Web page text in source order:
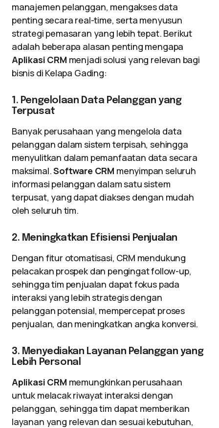
manajemen pelanggan, mengakses data
penting secara real-time, serta menyusun
strategi pemasaran yang lebih tepat. Berikut
adalah beberapa alasan penting mengapa
Aplikasi CRM menjadi solusi yang relevan bagi
bisnis di Kelapa Gading:
1. Pengelolaan Data Pelanggan yang
Terpusat
Banyak perusahaan yang mengelola data
pelanggan dalam sistem terpisah, sehingga
menyulitkan dalam pemanfaatan data secara
maksimal.Software CRM menyimpan seluruh
informasi pelanggan dalam satu sistem
terpusat, yang dapat diakses dengan mudah
oleh seluruh tim.
2. Meningkatkan Efisiensi Penjualan
Dengan fitur otomatisasi, CRM mendukung
pelacakan prospek dan pengingat follow-up,
sehingga tim penjualan dapat fokus pada
interaksi yang lebih strategis dengan
pelanggan potensial, mempercepat proses
penjualan, dan meningkatkan angka konversi.
3. Menyediakan Layanan Pelanggan yang
Lebih Personal
Aplikasi CRM memungkinkan perusahaan
untuk melacak riwayat interaksi dengan
pelanggan, sehingga tim dapat memberikan
layanan yang relevan dan sesuai kebutuhan,